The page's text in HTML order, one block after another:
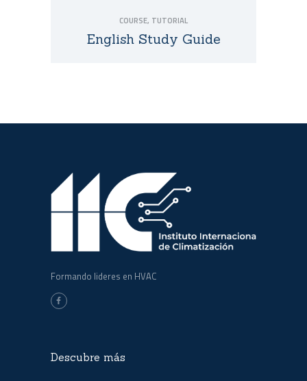
COURSE, TUTORIAL
English Study Guide
Formando lideres en HVAC
Descubre más